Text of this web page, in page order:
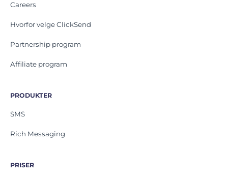
Careers
Hvorfor velge ClickSend
Partnership program
Affiliate program
PRODUKTER
SMS
Rich Messaging
PRISER